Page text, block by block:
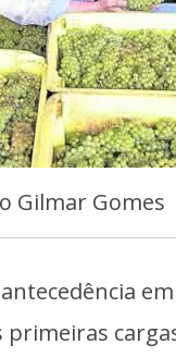
Gilmar Gomes